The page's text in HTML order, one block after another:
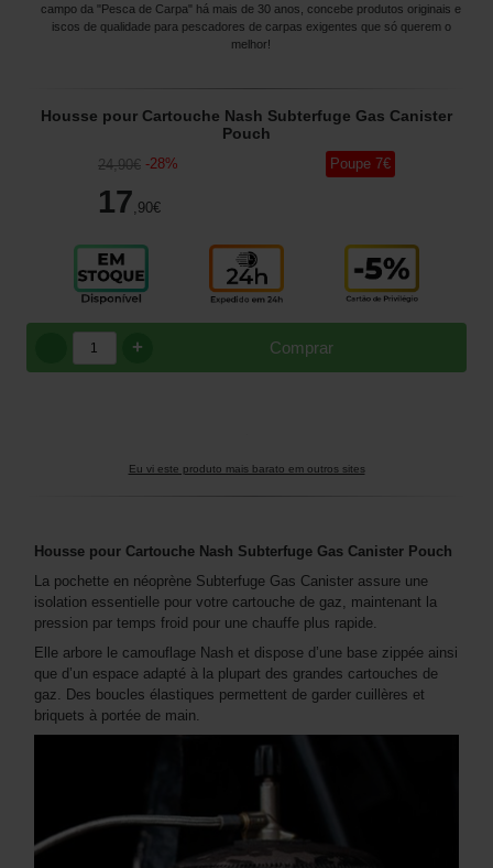
campo da "Pesca de Carpa" há mais de 30 anos, concebe produtos originais e
iscos de qualidade para pescadores de carpas exigentes que só querem o
melhor!
Housse pour Cartouche Nash Subterfuge Gas Canister
Pouch
24,90€ -28%
17 ,90€
Poupe 7€
Comprar
+
Eu vi este produto mais barato em outros sites
Housse pour Cartouche Nash Subterfuge Gas Canister Pouch
La pochette en néoprène Subterfuge Gas Canister assure une
isolation essentielle pour votre cartouche de gaz, maintenant la
pression par temps froid pour une chauffe plus rapide.
Elle arbore le camouflage Nash et dispose d’une base zippée ainsi
que d’un espace adapté à la plupart des grandes cartouches de
gaz. Des boucles élastiques permettent de garder cuillères et
briquets à portée de main.